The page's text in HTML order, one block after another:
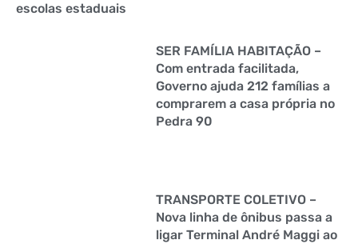
escolas estaduais
SER FAMÍLIA HABITAÇÃO –
Com entrada facilitada,
Governo ajuda 212 famílias a
comprarem a casa própria no
Pedra 90
TRANSPORTE COLETIVO –
Nova linha de ônibus passa a
ligar Terminal André Maggi ao